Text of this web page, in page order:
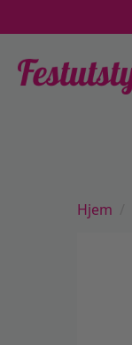
Hjem